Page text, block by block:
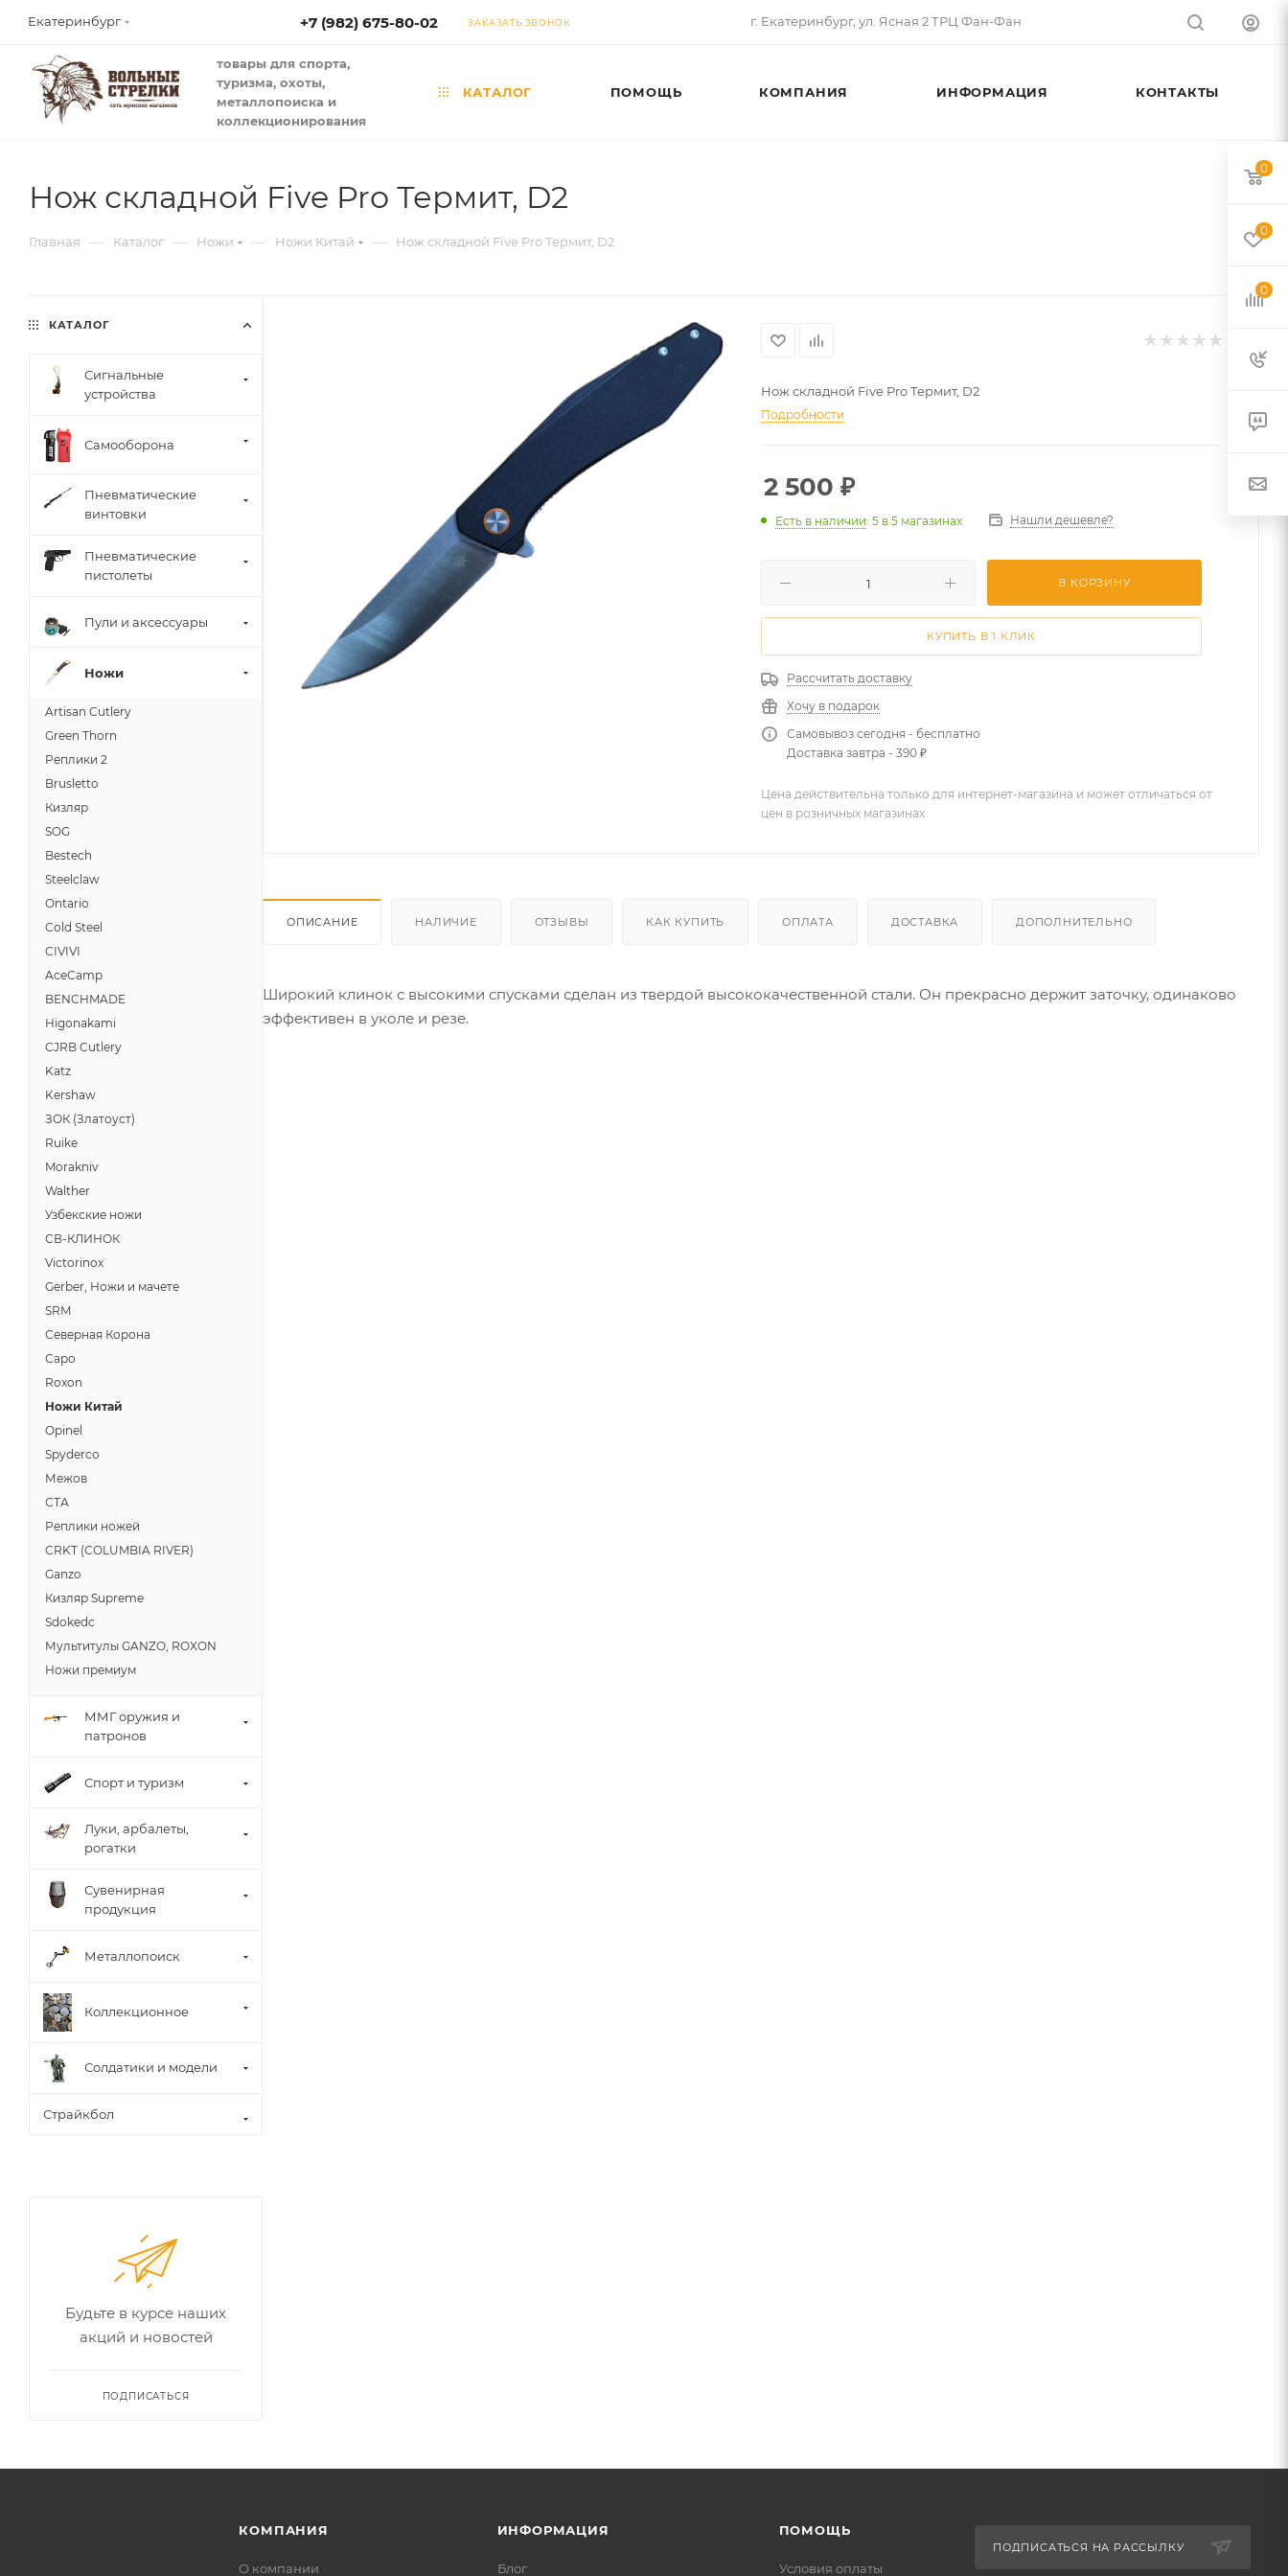
Екатеринбург +7 (982) 675-80-02 ЗАКАЗАТЬ ЗВОНОК г. Екатеринбург, ул. Ясная 2 ТРЦ Фан-Фан
товары для спорта,
туризма, охоты,
металлопоиска и
коллекционирования
КАТАЛОГ ПОМОЩЬ КОМПАНИЯ ИНФОРМАЦИЯ КОНТАКТЫ
Нож складной Five Pro Термит, D2
Главная — Каталог — Ножи — Ножи Китай — Нож складной Five Pro Термит, D2
Нож складной Five Pro Термит, D2
Подробности
2 500 ₽
Есть в наличии: 5 в 5 магазинах Нашли дешевле?
В КОРЗИНУ
КУПИТЬ В 1 КЛИК
Рассчитать доставку
Хочу в подарок
Самовывоз сегодня - бесплатно
Доставка завтра - 390 ₽
Цена действительна только для интернет-магазина и может отличаться от
цен в розничных магазинах
ОПИСАНИЕ НАЛИЧИЕ ОТЗЫВЫ КАК КУПИТЬ ОПЛАТА ДОСТАВКА ДОПОЛНИТЕЛЬНО
Широкий клинок с высокими спусками сделан из твердой высококачественной стали. Он прекрасно держит заточку, одинаково
эффективен в уколе и резе.
КАТАЛОГ
Сигнальные
устройства
Самооборона
Пневматические
винтовки
Пневматические
пистолеты
Пули и аксессуары
Ножи
Artisan Cutlery
Green Thorn
Реплики 2
Brusletto
Кизляр
SOG
Bestech
Steelclaw
Ontario
Cold Steel
CIVIVI
AceCamp
BENCHMADE
Higonakami
CJRB Cutlery
Katz
Kershaw
ЗОК (Златоуст)
Ruike
Morakniv
Walther
Узбекские ножи
СВ-КЛИНОК
Victorinox
Gerber, Ножи и мачете
SRM
Северная Корона
Саро
Roxon
Ножи Китай
Opinel
Spyderco
Межов
СТА
Реплики ножей
CRKT (COLUMBIA RIVER)
Ganzo
Кизляр Supreme
Sdokedc
Мультитулы GANZO, ROXON
Ножи премиум
ММГ оружия и
патронов
Спорт и туризм
Луки, арбалеты,
рогатки
Сувенирная
продукция
Металлопоиск
Коллекционное
Солдатики и модели
Страйкбол
Будьте в курсе наших
акций и новостей
ПОДПИСАТЬСЯ
КОМПАНИЯ
О компании
ИНФОРМАЦИЯ
Блог
ПОМОЩЬ
Условия оплаты
ПОДПИСАТЬСЯ НА РАССЫЛКУ
0
0
0